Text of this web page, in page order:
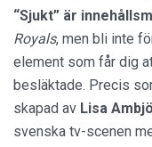
“Sjukt” är
Royals, men bli inte
element som får dig
besläktade. Precis
skapad av Lisa
svenska tv-scenen